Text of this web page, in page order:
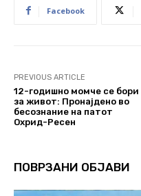
Facebook
PREVIOUS ARTICLE
12-годишно момче се бори
за живот: Пронајдено во
бесознание на патот
Охрид-Ресен
ПОВРЗАНИ ОБЈАВИ